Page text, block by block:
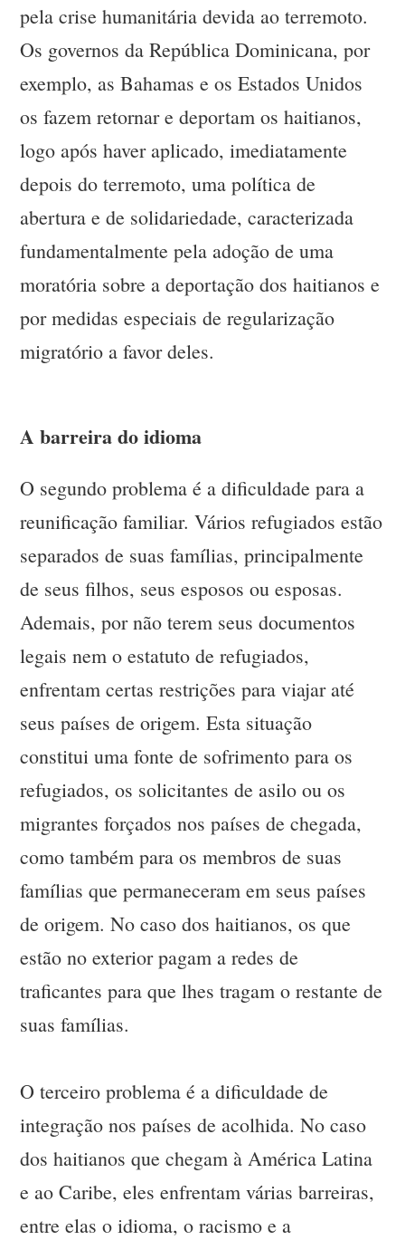
pela crise humanitária devida ao terremoto.
Os governos da República Dominicana, por
exemplo, as Bahamas e os Estados Unidos
os fazem retornar e deportam os haitianos,
logo após haver aplicado, imediatamente
depois do terremoto, uma política de
abertura e de solidariedade, caracterizada
fundamentalmente pela adoção de uma
moratória sobre a deportação dos haitianos e
por medidas especiais de regularização
migratório a favor deles.
A barreira do idioma
O segundo problema é a dificuldade para a
reunificação familiar. Vários refugiados estão
separados de suas famílias, principalmente
de seus filhos, seus esposos ou esposas.
Ademais, por não terem seus documentos
legais nem o estatuto de refugiados,
enfrentam certas restrições para viajar até
seus países de origem. Esta situação
constitui uma fonte de sofrimento para os
refugiados, os solicitantes de asilo ou os
migrantes forçados nos países de chegada,
como também para os membros de suas
famílias que permaneceram em seus países
de origem. No caso dos haitianos, os que
estão no exterior pagam a redes de
traficantes para que lhes tragam o restante de
suas famílias.
O terceiro problema é a dificuldade de
integração nos países de acolhida. No caso
dos haitianos que chegam à América Latina
e ao Caribe, eles enfrentam várias barreiras,
entre elas o idioma, o racismo e a